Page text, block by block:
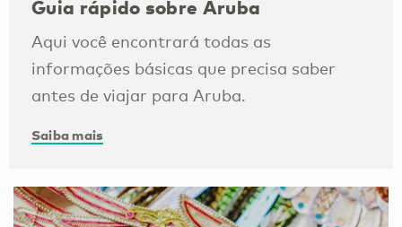
Guia rápido sobre Aruba
Aqui você encontrará todas as
informações básicas que precisa saber
antes de viajar para Aruba.
Saiba mais